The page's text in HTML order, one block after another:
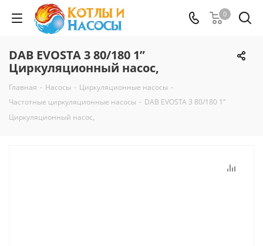
0
DAB EVOSTA 3 80/180 1”
Циркуляционный насос,
Главная - Насосы - Циркуляционные насосы -
Частотные циркуляционные насосы - DAB EVOSTA 3 80/180 1”
Циркуляционный насос,